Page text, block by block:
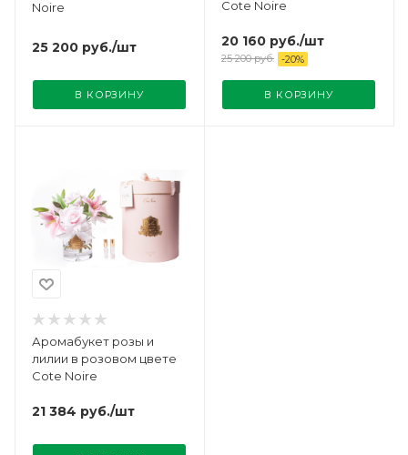
Noire
25 200 руб./шт
В КОРЗИНУ
Cote Noire
20 160 руб./шт
25 200руб. -20%
В КОРЗИНУ
Аромабукет розы и
лилии в розовом цвете
Cote Noire
21 384 руб./шт